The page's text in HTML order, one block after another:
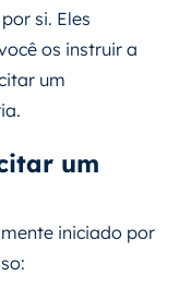
si. Eles
os instruir a
um
um
iniciado por